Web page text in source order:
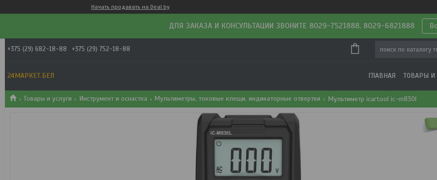
Начать продавать на Deal.by
ДЛЯ ЗАКАЗА И КОНСУЛЬТАЦИИ ЗВОНИТЕ 8029-7521888, 8029-6821888
+375 (29) 682-18-88 +375 (29) 752-18-88
24МАРКЕТ.БЕЛ ГЛАВНАЯ ТОВАРЫ И
Товары и услуги Инструмент и оснастка Мультиметры, токовые клещи, индикаторные отвертки Мультиметр icartool ic-m830l